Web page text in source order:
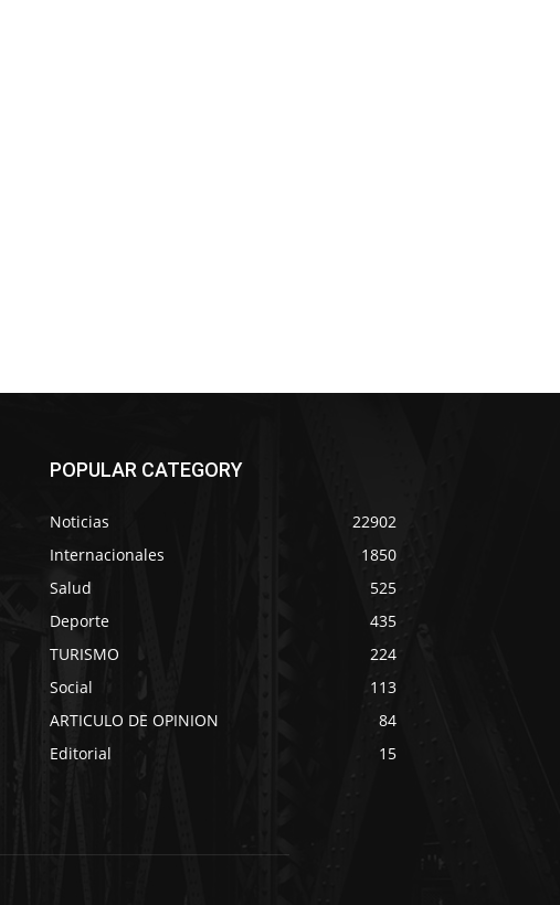
POPULAR CATEGORY
Noticias
22902
Internacionales
1850
Salud
525
Deporte
435
TURISMO
224
Social
113
ARTICULO DE OPINION
84
Editorial
15